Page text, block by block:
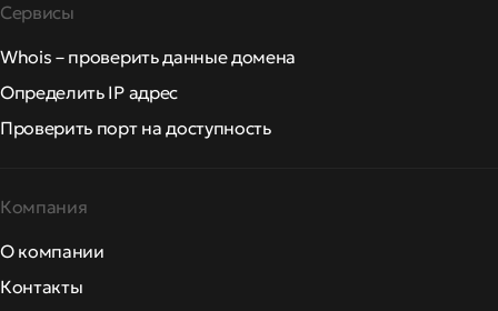
Сервисы
Whois – проверить данные домена
Определить IP адрес
Проверить порт на доступность
Компания
О компании
Контакты